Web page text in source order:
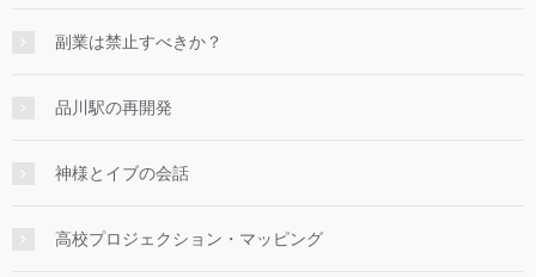
副業は禁止すべきか？
品川駅の再開発
神様とイブの会話
高校プロジェクション・マッピング